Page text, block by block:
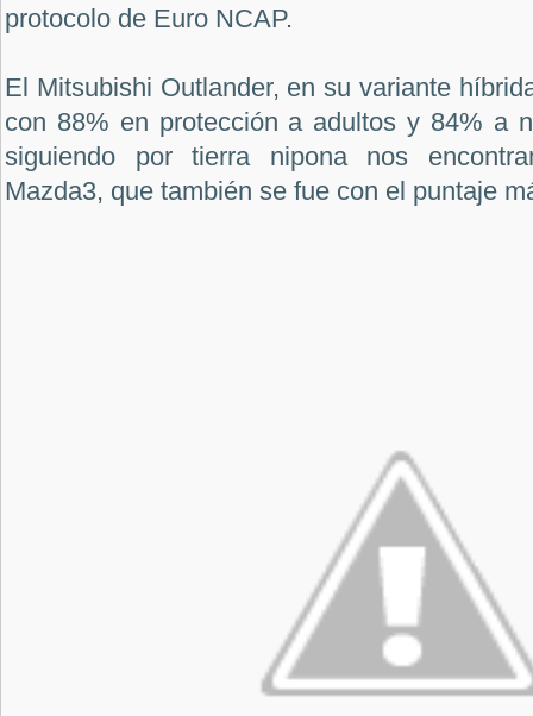
protocolo de Euro NCAP.
El Mitsubishi Outlander, en su variante
con 88% en protección a adultos y 84% a
siguiendo por tierra nipona nos
Mazda3, que también se fue con el puntaje